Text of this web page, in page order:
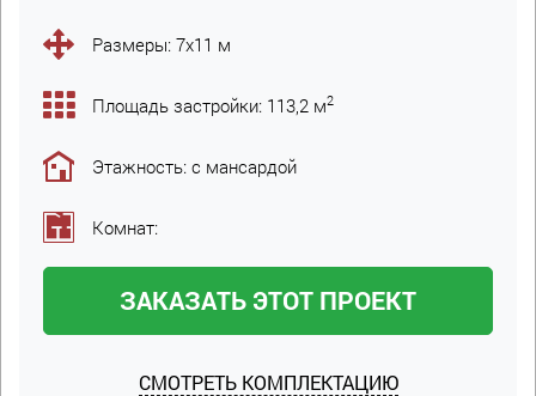
Размеры: 7х11 м
Площадь застройки: 113,2 м2
Этажность: с мансардой
Комнат:
ЗАКАЗАТЬ ЭТОТ ПРОЕКТ
СМОТРЕТЬ КОМПЛЕКТАЦИЮ